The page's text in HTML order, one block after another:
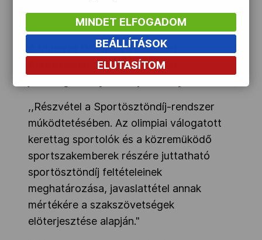
alapszabályát:
A Magyar Olimpiai Bizottság
Alapszabályának 4.§ 3. pontja a
,,Részvétel a Sportösztöndíj-rendszer
múködtetésében. Az olimpiai válogatott
kerettag sportolók és a közremüködő
sportszakemberek részére juttatható
sportösztöndíj feltételeinek
meghatározása, javaslattétel annak
mértékére a szakszövetségek
elöterjesztése alapján."
MINDET ELFOGADOM
BEÁLLÍTÁSOK
ELUTASÍTOM